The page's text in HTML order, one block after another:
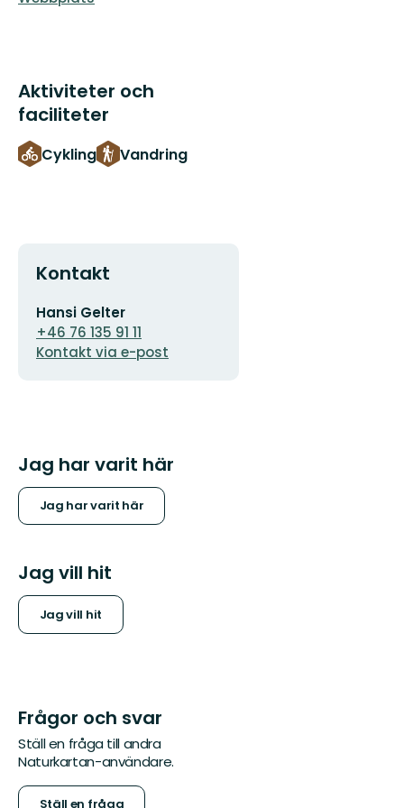
Aktiviteter och
faciliteter
Cykling Vandring
Kontakt
E-
postadress
Hansi Gelter
+46 76 135 91 11
Kontakt via e-post
Jag har varit här
Jag har varit här
Jag vill hit
Jag vill hit
Frågor och svar
Ställ en fråga till andra
Naturkartan-användare.
Ställ en fråga